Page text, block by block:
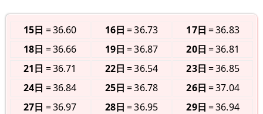
15日 36.60 16日 36.73 17日
36.83
18日
36.66 19日 36.87 20日
36.81
21日
36.71 22日 36.54 23日
36.85
24日
36.84 25日 36.78 26日
37.04
27日
36.97 28日 36.95 29日
36.94